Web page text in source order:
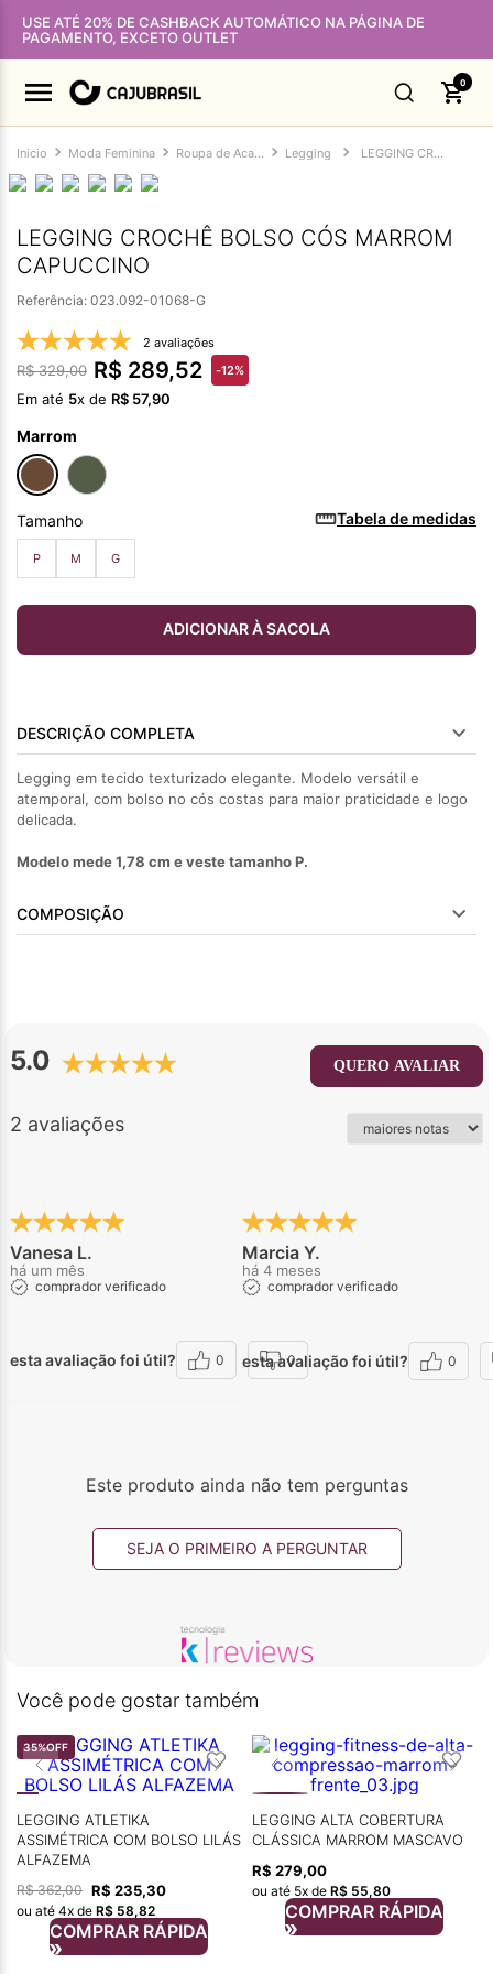
USE ATÉ 20% DE CASHBACK AUTOMÁTICO NA PÁGINA DE
PAGAMENTO, EXCETO OUTLET
0
Moda Feminina Roupa de Academia Feminina Legging LEGGING CROCHÊ BOLSO CÓS MARROM CAPUCCINO
LEGGING CROCHÊ BOLSO CÓS MARROM
CAPUCCINO
Referência: 023.092-01068-G
2 avaliações
R$ 329,00 R$ 289,52 -12%
Em até 5x de R$ 57,90
Marrom
Tamanho
P M G
Tabela de medidas
ADICIONAR À SACOLA
DESCRIÇÃO COMPLETA
Legging em tecido texturizado elegante. Modelo versátil e
atemporal, com bolso no cós costas para maior praticidade e logo
delicada.
Modelo mede 1,78 cm e veste tamanho P.
COMPOSIÇÃO
5.0 QUERO AVALIAR
2 avaliações
Vanesa L.
há um mês
comprador verificado
esta avaliação foi útil? 0 0
Marcia Y.
há 4 meses
comprador verificado
esta avaliação foi útil? 0
Este produto ainda não tem perguntas
SEJA O PRIMEIRO A PERGUNTAR
Você pode gostar também
35%OFF
LEGGING ATLETIKA
ASSIMÉTRICA COM BOLSO LILÁS
ALFAZEMA
R$ 362,00 R$ 235,30
ou até 4x de R$ 58,82
COMPRAR RÁPIDA
LEGGING ALTA COBERTURA
CLÁSSICA MARROM MASCAVO
R$ 279,00
ou até 5x de R$ 55,80
COMPRAR RÁPIDA